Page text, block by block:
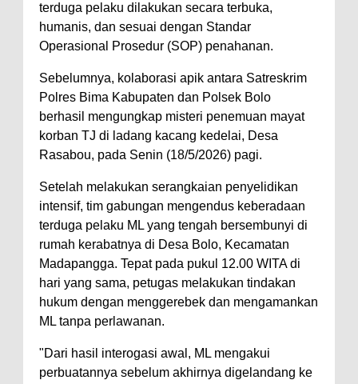
Percepatan Bantuan BSPS
Wakil Wali Kota Bima
Jalan Daerah 2026 dan
Persiapan DAK 2027 ke BPJN
NTB
Wali Kota Tekankan Disiplin ASN
dan Penguatan Kolaborasi
Wali Kota Bima Hadiri Rakornas
Kelautan dan Perikanan
Pemkot Jawab Pandangan
Umum Fraksi DPRD terhadap
Raperda Pertanggungjawaban
Pelaksanaan APBD Kota Bima
Pimpin Upacara HUT
Bhayangkara Ke-80, Kapolres
terduga pelaku dilakukan secara terbuka,
humanis, dan sesuai dengan Standar
Operasional Prosedur (SOP) penahanan.
Sebelumnya, kolaborasi apik antara Satreskrim
Polres Bima Kabupaten dan Polsek Bolo
berhasil mengungkap misteri penemuan mayat
korban TJ di ladang kacang kedelai, Desa
Rasabou, pada Senin (18/5/2026) pagi.
Setelah melakukan serangkaian penyelidikan
intensif, tim gabungan mengendus keberadaan
terduga pelaku ML yang tengah bersembunyi di
rumah kerabatnya di Desa Bolo, Kecamatan
Madapangga. Tepat pada pukul 12.00 WITA di
hari yang sama, petugas melakukan tindakan
hukum dengan menggerebek dan mengamankan
ML tanpa perlawanan.
"Dari hasil interogasi awal, ML mengakui
perbuatannya sebelum akhirnya digelandang ke